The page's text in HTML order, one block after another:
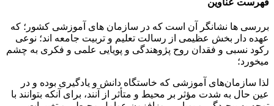
فهرست عناوین
بررسی­ ها نشانگر آن است که در سازمان های آموزشی کشور؛ که
عهده ­دار بخش عظیمی از رسالت تعلیم و تربیت جامعه ­اند؛ نوعی
رکود نسبی و فقدان روح پژوهندگی و پویایی علمی و فکری به چشم
می­خورد؛
لذا سازمان‌های آموزشی که خاستگاه دانش و یادگیری بوده و در
عین حال به شدت مؤثر بر محیط و متأثر از آنند، برای آنکه بتوانند با